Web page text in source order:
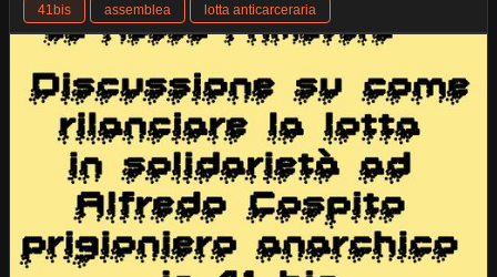
41bis assemblea lotta anticarceraria